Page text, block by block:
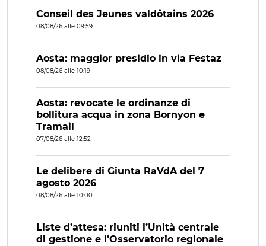
Conseil des Jeunes valdôtains 2026
08/08/26 alle 09:59
Aosta: maggior presidio in via Festaz
08/08/26 alle 10:19
Aosta: revocate le ordinanze di
bollitura acqua in zona Bornyon e
Tramail
07/08/26 alle 12:52
Le delibere di Giunta RaVdA del 7
agosto 2026
08/08/26 alle 10:00
Liste d’attesa: riuniti l’Unità centrale
di gestione e l’Osservatorio regionale